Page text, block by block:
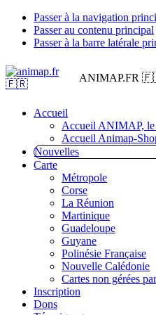
Passer à la navigation
Passer au contenu principal
Passer à la barre latérale
ANIMAP.FR
Accueil
Accueil ANIMAP, le
Accueil Animap-
Nouvelles
Carte
Métropole
Corse
La Réunion
Martinique
Guadeloupe
Guyane
Polinésie Française
Nouvelle Calédonie
Cartes non gérées
Inscription
Dons